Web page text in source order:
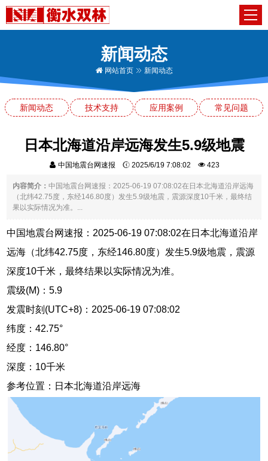
新闻动态
网站首页 新闻动态
新闻动态 技术支持 应用案例 常见问题
日本北海道沿岸远海发生5.9级地震
中国地震台网速报 2025/6/19 7:08:02 423
内容简介：中国地震台网速报：2025-06-19 07:08:02在日本北海道沿岸远海
（北纬42.75度，东经146.80度）发生5.9级地震，震源深度10千米，最终结
果以实际情况为准。...
中国地震台网速报：2025-06-19 07:08:02在日本北海道沿岸
远海（北纬42.75度，东经146.80度）发生5.9级地震，震源
深度10千米，最终结果以实际情况为准。
震级(M)：5.9
发震时刻(UTC+8)：2025-06-19 07:08:02
纬度：42.75°
经度：146.80°
深度：10千米
参考位置：日本北海道沿岸远海